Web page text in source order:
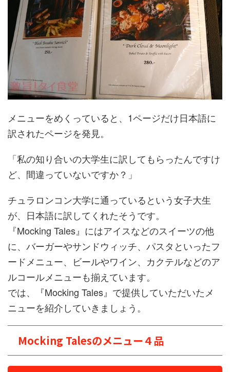
メニューをめくっていると、1ページだけ日本語に
訳されたページを発見。
「私の知り合いの大学生に訳してもらったんですけ
ど、間違っていないですか？」
チュラロンコン大学に通っているという女子大生
が、日本語に訳してくれたそうです。
『Mocking Tales』にはアイスなどのスイーツの他
に、バーガーやサンドウィッチ、パスタといったフ
ードメニュー、ビールやワイン、カクテルなどのア
ルコールメニューも揃えています。
では、『Mocking Tales』で提供していただいたメ
ニューを紹介していきましょう。
Mocking Talesのメニュー４品